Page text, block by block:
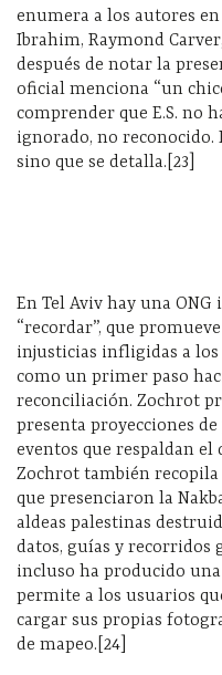
enumera a los autores
Ibrahim, Raymond
después de notar la
oficial menciona “un
comprender que E.S. no
ignorado, no reconocido.
sino que se detalla.[23]
En Tel Aviv hay una
“recordar”, que
injusticias infligidas a los
como un primer paso
reconciliación. Zochrot
presenta proyecciones
eventos que respaldan
Zochrot también
que presenciaron la
aldeas palestinas
datos, guías y recorridos
incluso ha producido una
permite a los usuarios
cargar sus propias
de mapeo.[24]